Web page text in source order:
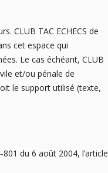
CLUB TAC ECHECS de
cet espace qui
Le cas échéant, CLUB
et/ou pénale de
le support utilisé (texte,
du 6 août 2004, l’article